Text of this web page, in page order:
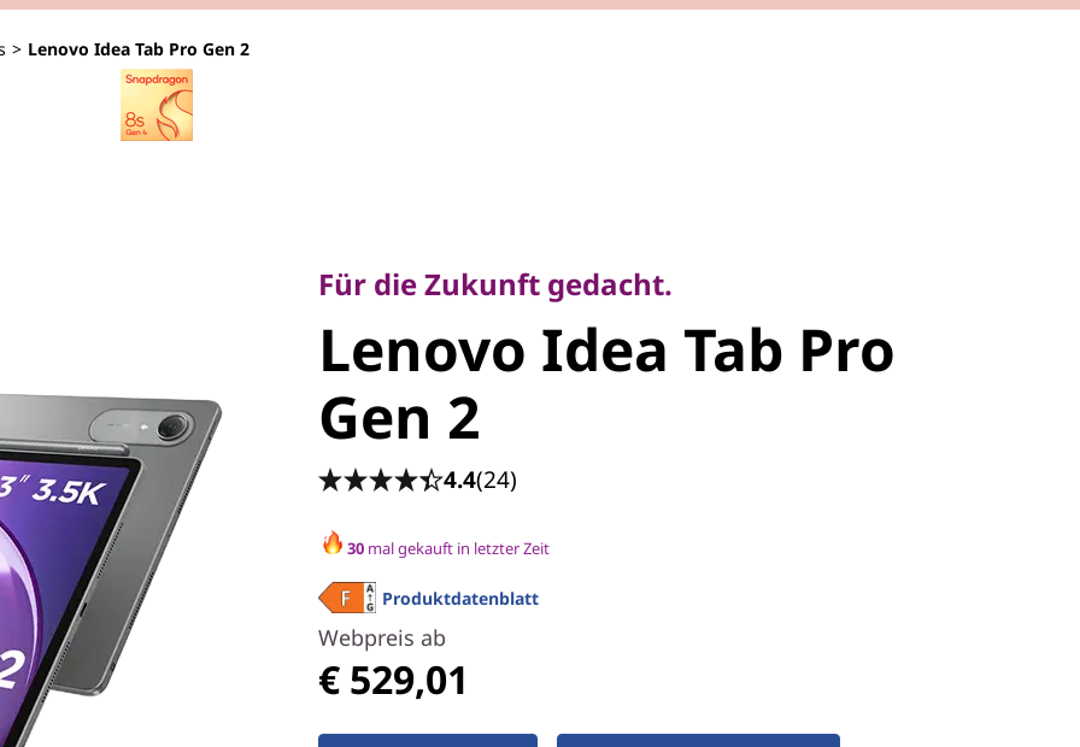
> Lenovo Idea Tab Pro Gen 2
Lenovo Idea Tab Pro
Gen 2
Für die Zukunft gedacht.
Lenovo Idea Tab Pro
Gen 2
4.4(24)
30 mal gekauft in letzter Zeit
Produktdatenblatt
Webpreis ab
€ 529,01